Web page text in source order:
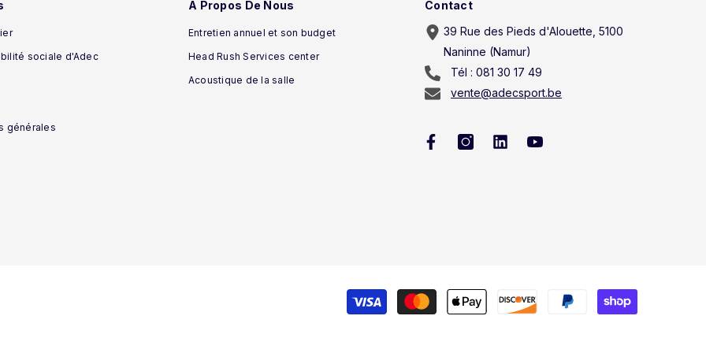
sociale d'Adec
générales
A Propos De Nous
Entretien annuel et son budget
Head Rush Services center
Acoustique de la salle
Contact
39 Rue des Pieds d'Alouette, 5100
Naninne (Namur)
Tél : 081 30 17 49
vente@adecsport.be
Méthodes
de